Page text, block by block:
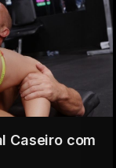
Caseiro com